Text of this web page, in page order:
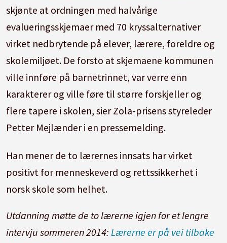
skjønte at ordningen med halvårige
evalueringsskjemaer med 70 kryssalternativer
virket nedbrytende på elever, lærere, foreldre og
skolemiljøet. De forsto at skjemaene kommunen
ville innføre på barnetrinnet, var verre enn
karakterer og ville føre til større forskjeller og
flere tapere i skolen, sier Zola-prisens styreleder
Petter Mejlænder i en pressemelding.
Han mener de to lærernes innsats har virket
positivt for menneskeverd og rettssikkerhet i
norsk skole som helhet.
Utdanning møtte de to lærerne igjen for et lengre
intervju sommeren 2014:Lærerne er på vei tilbake